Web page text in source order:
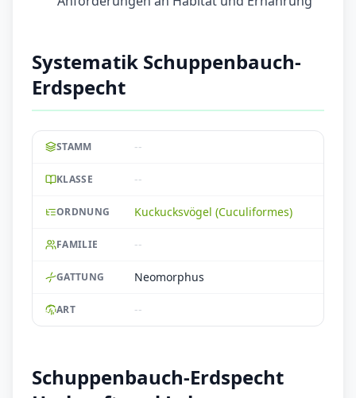
Systematik Schuppenbauch-
Erdspecht
STAMM --
KLASSE --
ORDNUNG Kuckucksvögel (Cuculiformes)
FAMILIE --
GATTUNG Neomorphus
ART --
Schuppenbauch-Erdspecht